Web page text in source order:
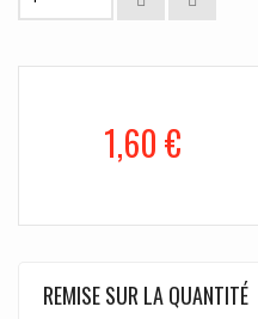
1,60 €
REMISE SUR LA QUANTITÉ